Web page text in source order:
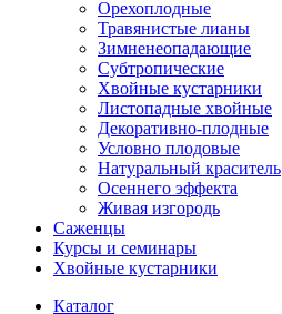
Орехоплодные
Травянистые лианы
Зимненеопадающие
Субтропические
Хвойные кустарники
Листопадные хвойные
Декоративно-плодные
Условно плодовые
Натуральный краситель
Осеннего эффекта
Живая изгородь
Саженцы
Курсы и семинары
Хвойные кустарники
Каталог